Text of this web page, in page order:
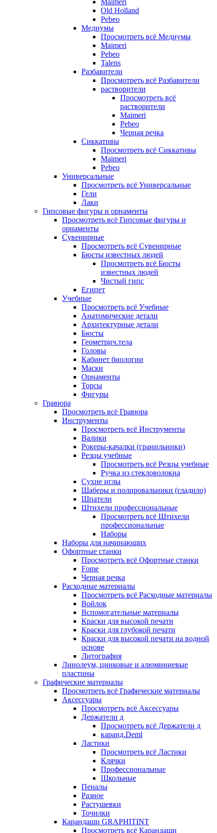
Maimeri
Old Holland
Pebeo
Медиумы
Просмотреть всё Медиумы
Maimeri
Pebeo
Talens
Разбавители
Просмотреть всё Разбавители
растворители
Просмотреть всё
растворители
Maimeri
Pebeo
Черная речка
Сиккативы
Просмотреть всё Сиккативы
Maimeri
Pebeo
Универсальные
Просмотреть всё Универсальные
Гели
Лаки
Гипсовые фигуры и орнаменты
Просмотреть всё Гипсовые фигуры и
орнаменты
Сувенирные
Просмотреть всё Сувенирные
Бюсты известных людей
Просмотреть всё Бюсты
известных людей
Чистый гипс
Египет
Учебные
Просмотреть всё Учебные
Анатомические детали
Архитектурные детали
Бюсты
Геометрич.тела
Головы
Кабинет биологии
Маски
Орнаменты
Торсы
Фигуры
Гравюра
Просмотреть всё Гравюра
Инструменты
Просмотреть всё Инструменты
Валики
Рокеры-качалки (гранильники)
Резцы учебные
Просмотреть всё Резцы учебные
Ручка из стекловолокна
Сухие иглы
Шаберы и полировальники (гладило)
Шпатели
Штихели профессиональные
Просмотреть всё Штихели
профессиональные
Наборы
Наборы для начинающих
Офортные станки
Просмотреть всё Офортные станки
Fome
Черная речка
Расходные материалы
Просмотреть всё Расходные материалы
Войлок
Вспомогательные материалы
Краски для высокой печати
Краски для глубокой печати
Краски для высокой печати на водной
основе
Литография
Линолеум, цинковые и алюминиевые
пластины
Графические материалы
Просмотреть всё Графические материалы
Аксессуары
Просмотреть всё Аксессуары
Держатели д
Просмотреть всё Держатели д
каранд.Deml
Ластики
Просмотреть всё Ластики
Клячки
Профессиональные
Школьные
Пеналы
Разное
Растушевки
Точилки
Карандаши GRAPHITINT
Просмотреть всё Карандаши